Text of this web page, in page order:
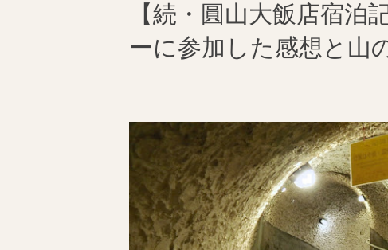
【続・圓山大飯店宿泊
ーに参加した感想と山